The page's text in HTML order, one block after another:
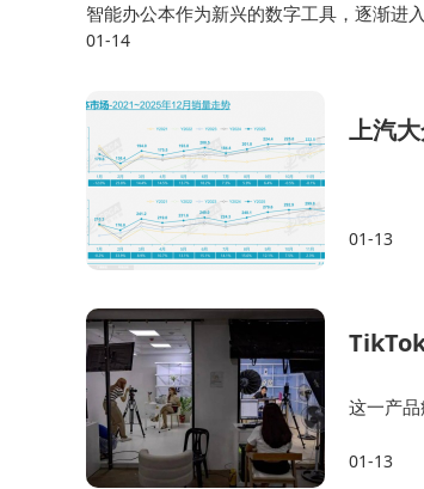
智能办公本作为新兴的数字工具，逐渐进
2Pro配备了8.2英寸的墨水屏，旨在为用
01-14
上汽
01-13
这一产
服饰创
01-13